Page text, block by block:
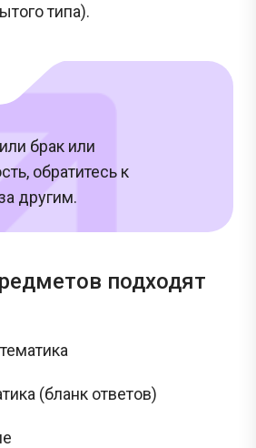
типа).
брак или
обратитесь к
другим.
подходят
(бланк ответов)